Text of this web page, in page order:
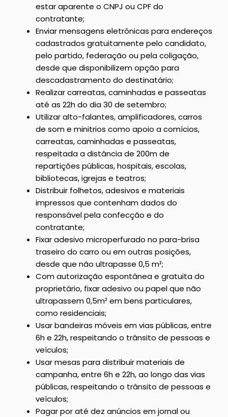
estar aparente o CNPJ ou CPF do
contratante;
Enviar mensagens eletrônicas para endereços
cadastrados gratuitamente pelo candidato,
pelo partido, federação ou pela coligação,
desde que disponibilizem opção para
descadastramento do destinatário;
Realizar carreatas, caminhadas e passeatas
até as 22h do dia 30 de setembro;
Utilizar alto-falantes, amplificadores, carros
de som e minitrios como apoio a comícios,
carreatas, caminhadas e passeatas,
respeitada a distância de 200m de
repartições públicas, hospitais, escolas,
bibliotecas, igrejas e teatros;
Distribuir folhetos, adesivos e materiais
impressos que contenham dados do
responsável pela confecção e do
contratante;
Fixar adesivo microperfurado no para-brisa
traseiro do carro ou em outras posições,
desde que não ultrapasse 0,5 m²;
Com autorização espontânea e gratuita do
proprietário, fixar adesivo ou papel que não
ultrapassem 0,5m² em bens particulares,
como residenciais;
Usar bandeiras móveis em vias públicas, entre
6h e 22h, respeitando o trânsito de pessoas e
veículos;
Usar mesas para distribuir materiais de
campanha, entre 6h e 22h, ao longo das vias
públicas, respeitando o trânsito de pessoas e
veículos;
Pagar por até dez anúncios em jornal ou